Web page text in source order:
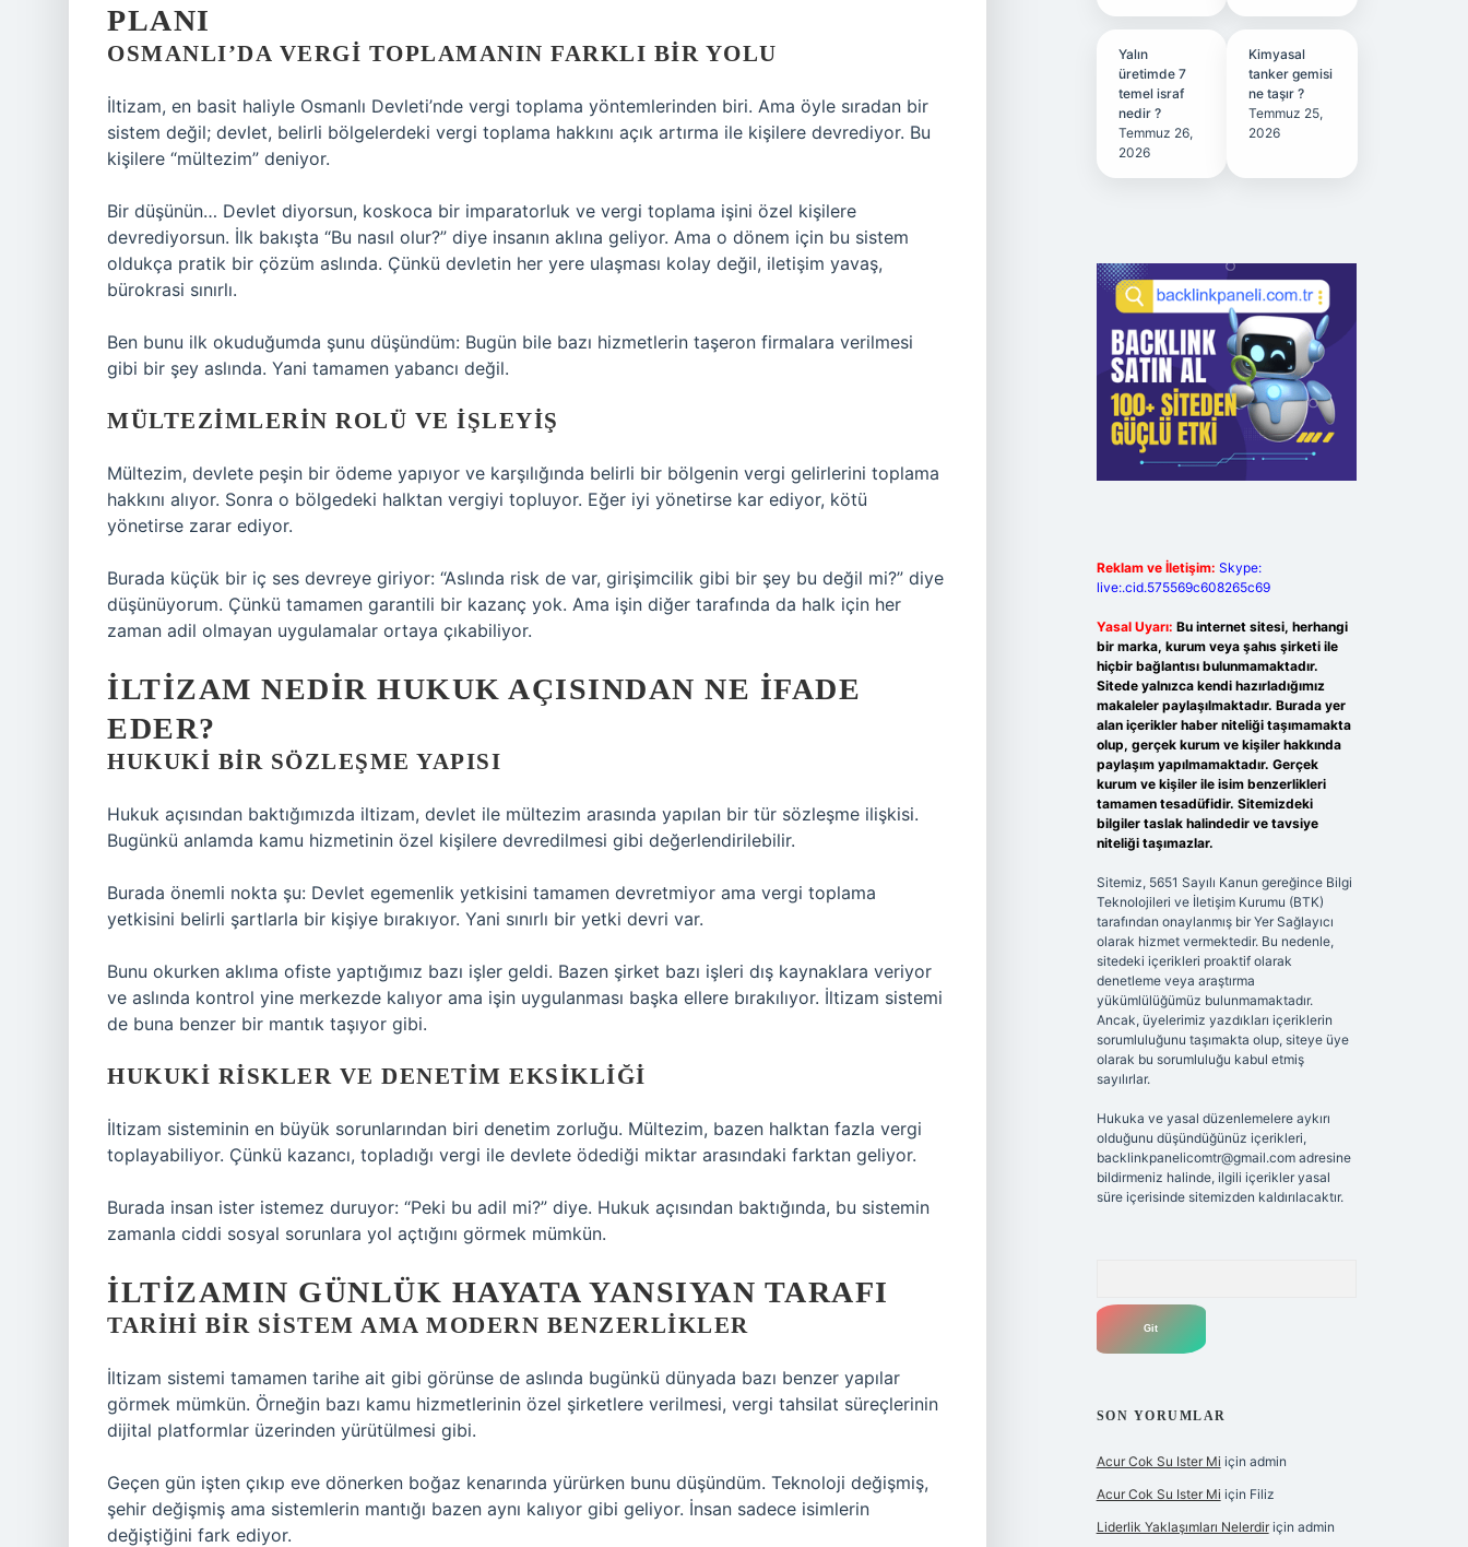
PLANI
OSMANLI’DA VERGI TOPLAMANIN FARKLI BIR YOLU
İltizam, en basit haliyle Osmanlı Devleti’nde vergi toplama yöntemlerinden biri. Ama öyle sıradan bir
sistem değil; devlet, belirli bölgelerdeki vergi toplama hakkını açık artırma ile kişilere devrediyor. Bu
kişilere “mültezim” deniyor.
Bir düşünün… Devlet diyorsun, koskoca bir imparatorluk ve vergi toplama işini özel kişilere
devrediyorsun. İlk bakışta “Bu nasıl olur?” diye insanın aklına geliyor. Ama o dönem için bu sistem
oldukça pratik bir çözüm aslında. Çünkü devletin her yere ulaşması kolay değil, iletişim yavaş,
bürokrasi sınırlı.
Ben bunu ilk okuduğumda şunu düşündüm: Bugün bile bazı hizmetlerin taşeron firmalara verilmesi
gibi bir şey aslında. Yani tamamen yabancı değil.
MÜLTEZIMLERIN ROLÜ VE IŞLEYIŞ
Mültezim, devlete peşin bir ödeme yapıyor ve karşılığında belirli bir bölgenin vergi gelirlerini toplama
hakkını alıyor. Sonra o bölgedeki halktan vergiyi topluyor. Eğer iyi yönetirse kar ediyor, kötü
yönetirse zarar ediyor.
Burada küçük bir iç ses devreye giriyor: “Aslında risk de var, girişimcilik gibi bir şey bu değil mi?” diye
düşünüyorum. Çünkü tamamen garantili bir kazanç yok. Ama işin diğer tarafında da halk için her
zaman adil olmayan uygulamalar ortaya çıkabiliyor.
İLTIZAM NEDIR HUKUK AÇISINDAN NE IFADE
EDER?
HUKUKI BIR SÖZLEŞME YAPISI
Hukuk açısından baktığımızda iltizam, devlet ile mültezim arasında yapılan bir tür sözleşme ilişkisi.
Bugünkü anlamda kamu hizmetinin özel kişilere devredilmesi gibi değerlendirilebilir.
Burada önemli nokta şu: Devlet egemenlik yetkisini tamamen devretmiyor ama vergi toplama
yetkisini belirli şartlarla bir kişiye bırakıyor. Yani sınırlı bir yetki devri var.
Bunu okurken aklıma ofiste yaptığımız bazı işler geldi. Bazen şirket bazı işleri dış kaynaklara veriyor
ve aslında kontrol yine merkezde kalıyor ama işin uygulanması başka ellere bırakılıyor. İltizam sistemi
de buna benzer bir mantık taşıyor gibi.
HUKUKI RISKLER VE DENETIM EKSIKLIĞI
İltizam sisteminin en büyük sorunlarından biri denetim zorluğu. Mültezim, bazen halktan fazla vergi
toplayabiliyor. Çünkü kazancı, topladığı vergi ile devlete ödediği miktar arasındaki farktan geliyor.
Burada insan ister istemez duruyor: “Peki bu adil mi?” diye. Hukuk açısından baktığında, bu sistemin
zamanla ciddi sosyal sorunlara yol açtığını görmek mümkün.
İLTIZAMIN GÜNLÜK HAYATA YANSIYAN TARAFI
TARIHI BIR SISTEM AMA MODERN BENZERLIKLER
İltizam sistemi tamamen tarihe ait gibi görünse de aslında bugünkü dünyada bazı benzer yapılar
görmek mümkün. Örneğin bazı kamu hizmetlerinin özel şirketlere verilmesi, vergi tahsilat süreçlerinin
dijital platformlar üzerinden yürütülmesi gibi.
Geçen gün işten çıkıp eve dönerken boğaz kenarında yürürken bunu düşündüm. Teknoloji değişmiş,
şehir değişmiş ama sistemlerin mantığı bazen aynı kalıyor gibi geliyor. İnsan sadece isimlerin
değiştiğini fark ediyor.
Yalın
üretimde 7
temel israf
nedir ?
Temmuz 26,
2026
Kimyasal
tanker gemisi
ne taşır ?
Temmuz 25,
2026
Reklam ve İletişim: Skype:
live:.cid.575569c608265c69
Yasal Uyarı: Bu internet sitesi, herhangi
bir marka, kurum veya şahıs şirketi ile
hiçbir bağlantısı bulunmamaktadır.
Sitede yalnızca kendi hazırladığımız
makaleler paylaşılmaktadır. Burada yer
alan içerikler haber niteliği taşımamakta
olup, gerçek kurum ve kişiler hakkında
paylaşım yapılmamaktadır. Gerçek
kurum ve kişiler ile isim benzerlikleri
tamamen tesadüfidir. Sitemizdeki
bilgiler taslak halindedir ve tavsiye
niteliği taşımazlar.
Sitemiz, 5651 Sayılı Kanun gereğince Bilgi
Teknolojileri ve İletişim Kurumu (BTK)
tarafından onaylanmış bir Yer Sağlayıcı
olarak hizmet vermektedir. Bu nedenle,
sitedeki içerikleri proaktif olarak
denetleme veya araştırma
yükümlülüğümüz bulunmamaktadır.
Ancak, üyelerimiz yazdıkları içeriklerin
sorumluluğunu taşımakta olup, siteye üye
olarak bu sorumluluğu kabul etmiş
sayılırlar.
Hukuka ve yasal düzenlemelere aykırı
olduğunu düşündüğünüz içerikleri,
backlinkpanelicomtr@gmail.comadresine
bildirmeniz halinde, ilgili içerikler yasal
süre içerisinde sitemizden kaldırılacaktır.
SON YORUMLAR
Acur Cok Su Ister Mi için admin
Acur Cok Su Ister Mi için Filiz
Liderlik Yaklaşımları Nelerdiriçin admin